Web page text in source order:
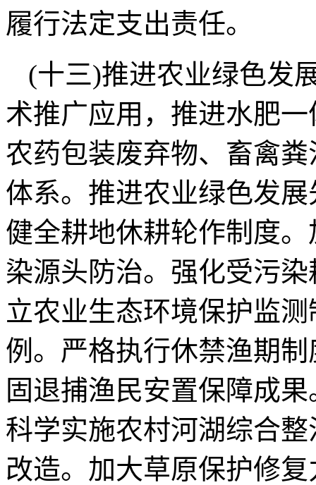
履行法定支出责任。
(十三)推进农业绿色发
术推广应用，推进水肥
农药包装废弃物、畜禽
体系。推进农业绿色发
健全耕地休耕轮作制度
染源头防治。强化受污
立农业生态环境保护监
例。严格执行休禁渔期
固退捕渔民安置保障成
科学实施农村河湖综合
改造。加大草原保护修